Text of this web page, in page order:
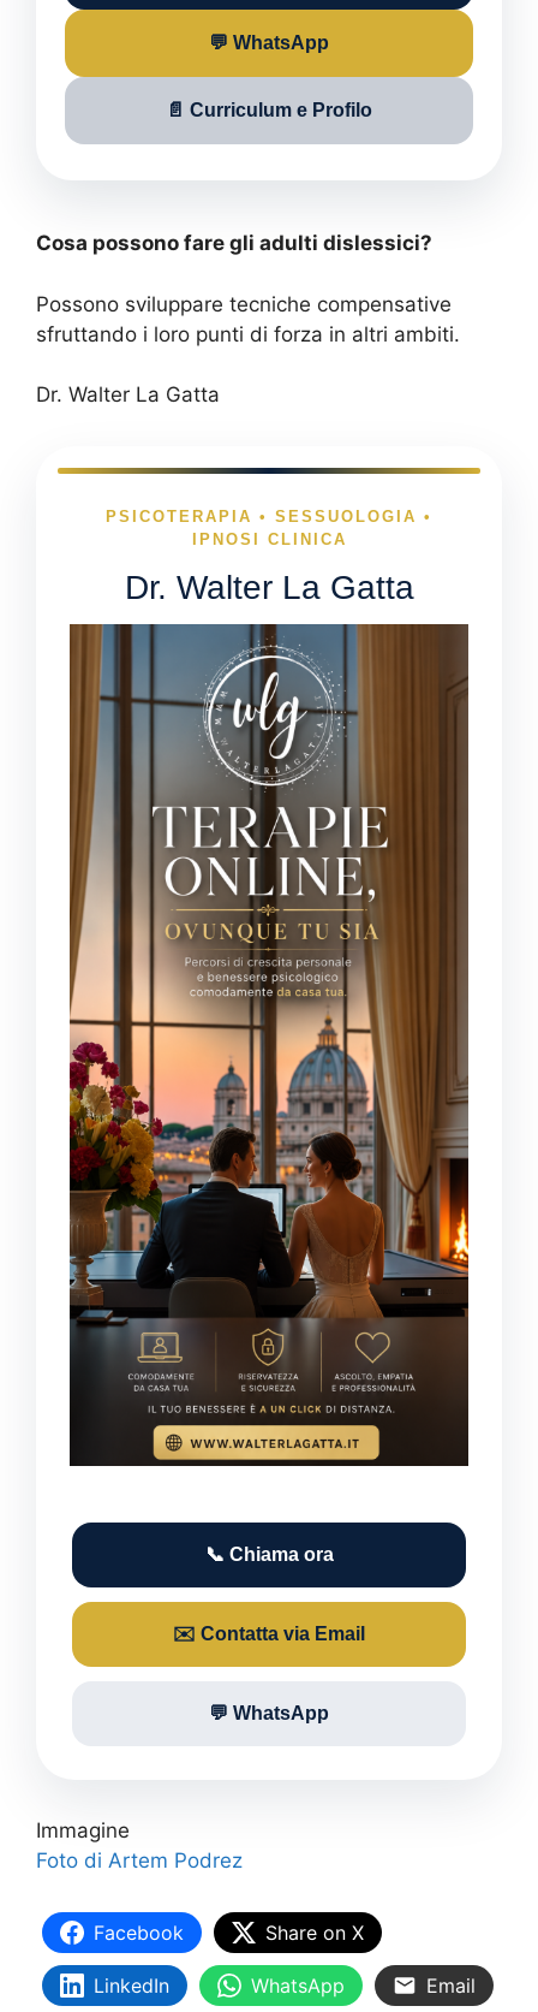
💬 WhatsApp
📄 Curriculum e Profilo
Cosa possono fare gli adulti dislessici?
Possono sviluppare tecniche compensative
sfruttando i loro punti di forza in altri ambiti.
Dr. Walter La Gatta
PSICOTERAPIA • SESSUOLOGIA •
IPNOSI CLINICA
Dr. Walter La Gatta
📞 Chiama ora
✉️ Contatta via Email
💬 WhatsApp
Immagine
Foto di Artem Podrez
Facebook Share on X
LinkedIn WhatsApp Email